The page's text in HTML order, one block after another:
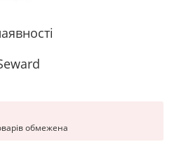
обмежена